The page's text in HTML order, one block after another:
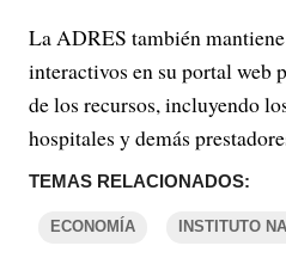
La ADRES también
interactivos en su portal web
de los recursos, incluyendo
hospitales y demás
TEMAS RELACIONADOS:
ECONOMÍA INSTITUTO